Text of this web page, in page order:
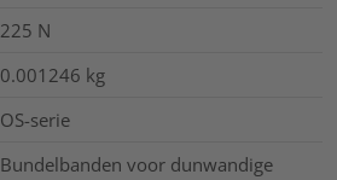
225 N
0.001246 kg
OS-serie
Bundelbanden voor dunwandige